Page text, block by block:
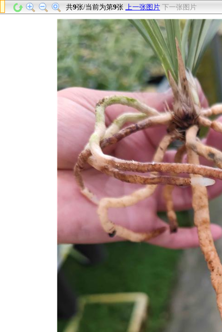
共9张/当前为第9张 上一张图片 下一张图片